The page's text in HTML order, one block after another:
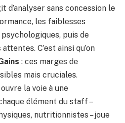
d’analyser sans concession le
les faiblesses
puis de
C’est ainsi qu’on
: ces marges de
mais cruciales.
la voie à une
élément du staff –
nutritionnistes – joue